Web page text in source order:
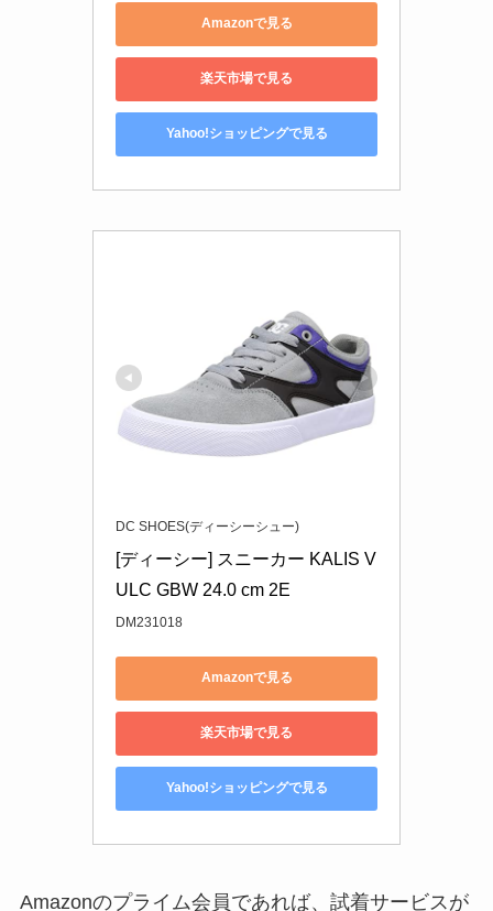
Amazonで見る
楽天市場で見る
Yahoo!ショッピングで見る
DC SHOES(ディーシーシュー)
[ディーシー] スニーカー KALIS V
ULC GBW 24.0 cm 2E
DM231018
Amazonで見る
楽天市場で見る
Yahoo!ショッピングで見る
Amazonのプライム会員であれば、試着サービスが